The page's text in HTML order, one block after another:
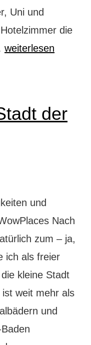
Uni und
die
Radisson
Leipzigentdecker
weiterlesen
der
und
Nach
zum – ja,
ich als freier
kleine Stadt
weit mehr als
und